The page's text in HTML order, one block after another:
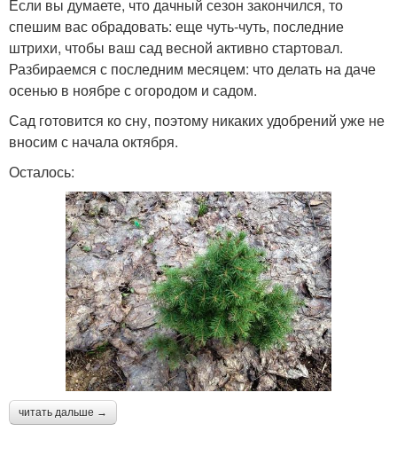
Если вы думаете, что дачный сезон закончился, то
спешим вас обрадовать: еще чуть-чуть, последние
штрихи, чтобы ваш сад весной активно стартовал.
Разбираемся с последним месяцем: что делать на даче
осенью в ноябре с огородом и садом.
Сад готовится ко сну, поэтому никаких удобрений уже не
вносим с начала октября.
Осталось:
читать дальше →